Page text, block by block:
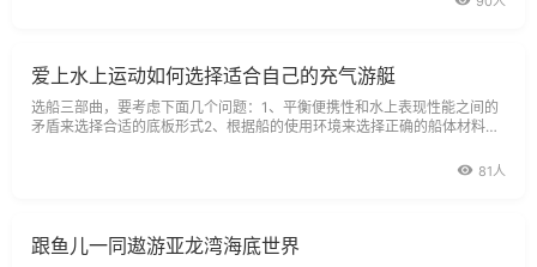
爱上水上运动如何选择适合自己的充气游艇
选船三部曲，要考虑下面几个问题：1、平衡便携性和水上表现性能之间的
矛盾来选择合适的底板形式2、根据船的使用环境来选择正确的船体材料
81人
跟鱼儿一同遨游亚龙湾海底世界